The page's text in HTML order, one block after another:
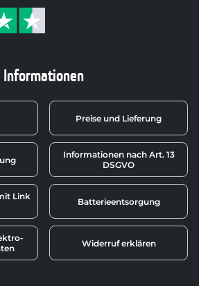
Informationen
Preise und Lieferung
Informationen nach Art. 13
DSGVO
Link
Batterieentsorgung
Widerruf erklären